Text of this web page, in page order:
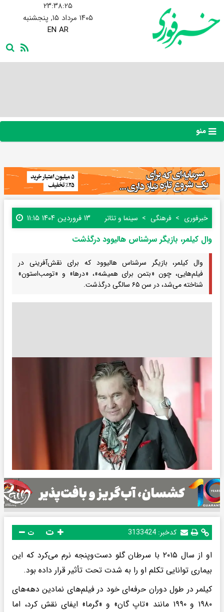
۲۳:۳۸:۲۵
۱۴۰۵ مرداد ۱۵, پنجشنبه
EN AR
منو
خبرفوری فرهنگی سینما و تئاتر ۱۳ فروردین ۱۴۰۴ ۱۱:۱۵
وال کیلمر، بازیگر سرشناس هالیوود درگذشت
وال کیلمر، بازیگر سرشناس هالیوود که برای نقش‌آفرینی در
فیلم‌هایی، چون «بتمن برای همیشه»، «درها» و «تومب‌استون»
شناخته می‌شد، در سن ۶۵ سالگی درگذشت.
کدخبر: 3133424 ت
او از سال ۲۰۱۵ با سرطان گلو دست‌وپنجه نرم می‌کرد که این
بیماری توانایی تکلم او را به شدت تحت تأثیر قرار داده بود.
کیلمر در طول دوران حرفه‌ای خود در فیلم‌های نمادین دهه‌های
۱۹۸۰ و ۱۹۹۰ مانند «تاپ گان» و «گرما» ایفای نقش کرد، اما